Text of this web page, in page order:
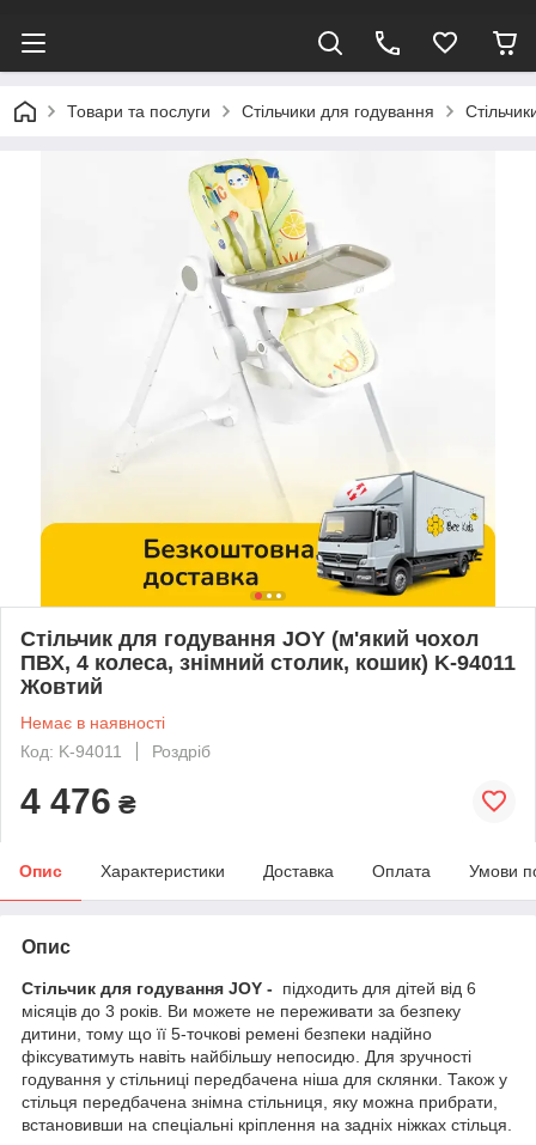
Товари та послуги Стільчики для годування
Стільчик для годування JOY (м'який чохол
ПВХ, 4 колеса, знімний столик, кошик) K-94011
Жовтий
Немає в наявності
Код: K-94011
Роздріб
4 476 ₴
Опис Характеристики Доставка Оплата Умови
Опис
Стільчик для годування JOY -
підходить для дітей від 6
місяців до 3 років. Ви можете не переживати за безпеку
дитини, тому що її 5-точкові ремені безпеки надійно
фіксуватимуть навіть найбільшу непосидю. Для зручності
годування у стільниці передбачена ніша для склянки. Також у
стільця передбачена знімна стільниця, яку можна прибрати,
встановивши на спеціальні кріплення на задніх ніжках стільця.